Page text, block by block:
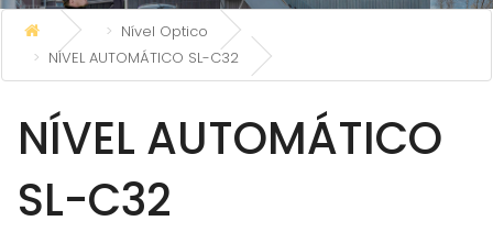
Nível Optico
NÍVEL AUTOMÁTICO SL-C32
NÍVEL AUTOMÁTICO
SL-C32